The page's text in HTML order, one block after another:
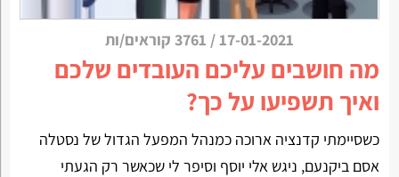
17-01-2021
/ 3761 קוראים/ות
מה חושבים עליכם העובדים שלכם
ואיך תשפיעו על כך?
כשסיימתי קדנציה ארוכה כמנהל המפעל הגדול של נסטלה
אסם ביקנעם, ניגש אלי יוסף וסיפר לי שכאשר רק הגעתי